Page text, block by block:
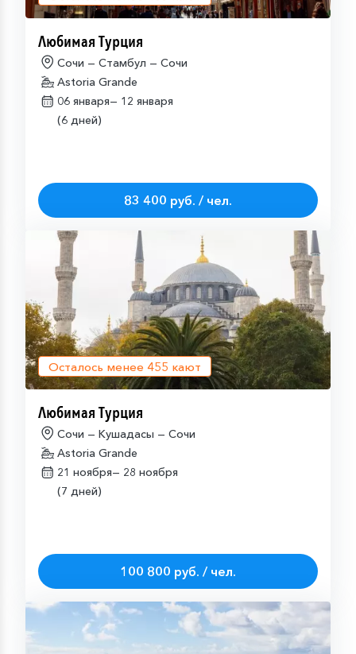
Любимая Турция
Сочи — Стамбул — Сочи
Astoria Grande
06 января— 12 января
(6 дней)
83 400 руб. / чел.
Осталось менее 455 кают
Любимая Турция
Сочи — Кушадасы — Сочи
Astoria Grande
21 ноября— 28 ноября
(7 дней)
100 800 руб. / чел.